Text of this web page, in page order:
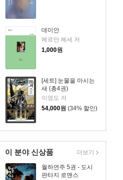
데미안
헤르만 헤세 저
1,000원
[세트] 눈물을 마시는
새 (총4권)
이영도 저
54,000원 (34% 할인)
이 분야 신상품
월하연주 5권 - 도시
판타지 로맨스
더보기